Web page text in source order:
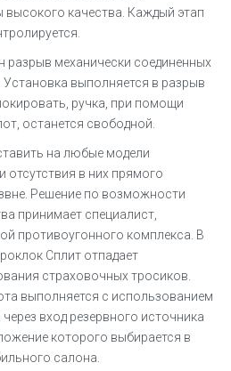
качества. Каждый этап
механически соединенных
Установка выполняется в разрыв
ручка, при помощи
останется свободной.
на любые модели
отсутствия в них прямого
Решение по возможности
принимает специалист,
противоугонного комплекса. В
Сплит отпадает
страховочных тросиков.
выполняется с использованием
вход резервного источника
которого выбирается в
салона.